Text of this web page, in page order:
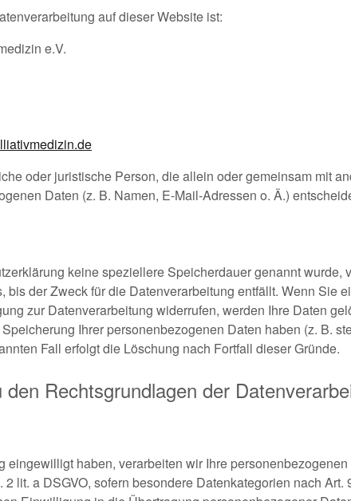
auf dieser Website ist:
e.V.
oder juristische Person, die allein oder gemeinsam mit
Daten (z. B. Namen, E-Mail-Adressen o. Ä.)
keine speziellere Speicherdauer genannt wurde,
bis der Zweck für die Datenverarbeitung entfällt. Wenn Sie
zur Datenverarbeitung widerrufen, werden Ihre Daten
Ihrer personenbezogenen Daten haben (z. B.
Fall erfolgt die Löschung nach Fortfall dieser Gründe.
Rechtsgrundlagen der
eingewilligt haben, verarbeiten wir Ihre
2 lit. a DSGVO, sofern besondere Datenkategorien nach Art.